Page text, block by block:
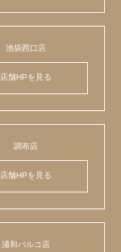
池袋西口店
店舗HPを見る
調布店
店舗HPを見る
浦和パルコ店